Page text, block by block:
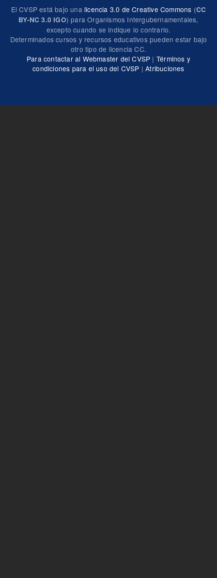
El CVSP está bajo una licencia 3.0 de Creative Commons (CC
BY-NC 3.0 IGO) para Organismos Intergubernamentales,
excepto cuando se indique lo contrario.
Determinados cursos y recursos educativos pueden estar bajo
otro tipo de licencia CC.
Para contactar al Webmaster del CVSP | Términos y
condiciones para el uso del CVSP |Atribuciones